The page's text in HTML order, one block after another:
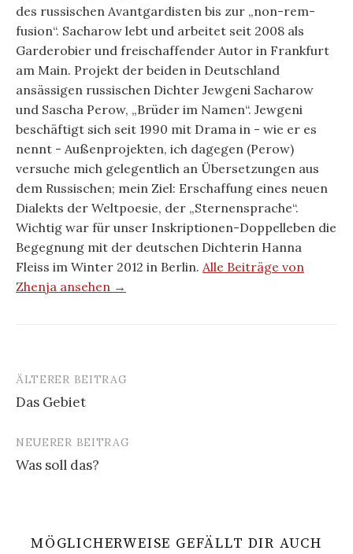
des russischen Avantgardisten bis zur „non-rem-
fusion“. Sacharow lebt und arbeitet seit 2008 als
Garderobier und freischaffender Autor in Frankfurt
am Main. Projekt der beiden in Deutschland
ansässigen russischen Dichter Jewgeni Sacharow
und Sascha Perow, „Brüder im Namen“. Jewgeni
beschäftigt sich seit 1990 mit Drama in - wie er es
nennt - Außenprojekten, ich dagegen (Perow)
versuche mich gelegentlich an Übersetzungen aus
dem Russischen; mein Ziel: Erschaffung eines neuen
Dialekts der Weltpoesie, der „Sternensprache“.
Wichtig war für unser Inskriptionen-Doppelleben die
Begegnung mit der deutschen Dichterin Hanna
Fleiss im Winter 2012 in Berlin. Alle Beiträge von
Zhenja ansehen →
Beitrags-
Navigation
ÄLTERER BEITRAG
Das Gebiet
NEUERER BEITRAG
Was soll das?
MÖGLICHERWEISE GEFÄLLT DIR AUCH